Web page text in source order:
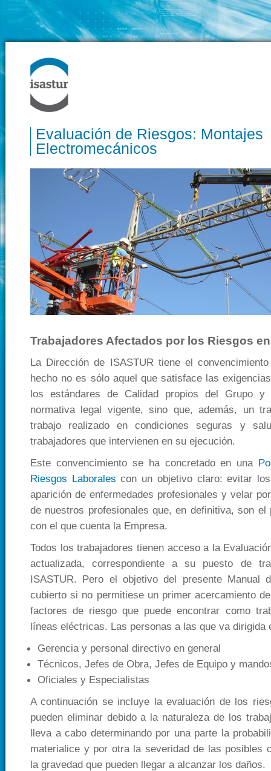
Evaluación de Riesgos: Montajes
Electromecánicos
Trabajadores Afectados por los Riesgos
La Dirección de ISASTUR tiene el
hecho no es sólo aquel que satisface las
los estándares de Calidad propios del Grupo
normativa legal vigente, sino que, además, un
trabajo realizado en condiciones seguras y
trabajadores que intervienen en su ejecución.
Este convencimiento se ha concretado en una
Riesgos Laborales con un objetivo claro: evitar
aparición de enfermedades profesionales y velar
de nuestros profesionales que, en definitiva, son
con el que cuenta la Empresa.
Todos los trabajadores tienen acceso a la
actualizada, correspondiente a su puesto de
ISASTUR. Pero el objetivo del presente Manual
cubierto si no permitiese un primer acercamiento
factores de riesgo que puede encontrar como
líneas eléctricas. Las personas a las que va dirigida
Gerencia y personal directivo en general
Técnicos, Jefes de Obra, Jefes de Equipo y
Oficiales y Especialistas
A continuación se incluye la evaluación de los
pueden eliminar debido a la naturaleza de los
lleva a cabo determinando por una parte la
materialice y por otra la severidad de las posibles
la gravedad que pueden llegar a alcanzar los daños.